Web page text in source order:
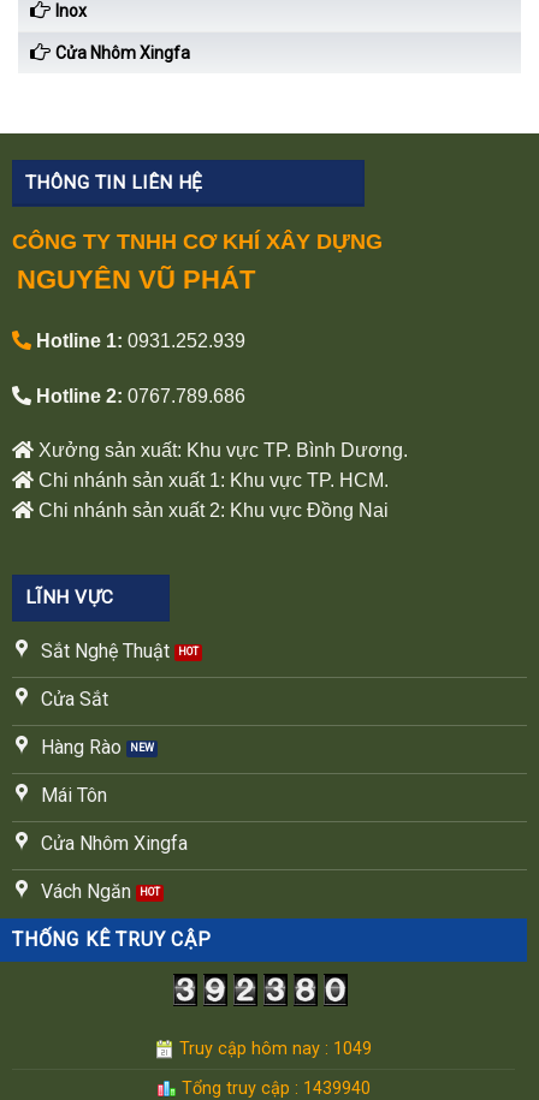
Inox
Cửa Nhôm Xingfa
THÔNG TIN LIÊN HỆ
CÔNG TY TNHH CƠ KHÍ XÂY DỰNG
NGUYÊN VŨ PHÁT
Hotline 1: 0931.252.939
Hotline 2: 0767.789.686
Xưởng sản xuất: Khu vực TP. Bình Dương.
Chi nhánh sản xuất 1: Khu vực TP. HCM.
Chi nhánh sản xuất 2: Khu vực Đồng Nai
LĨNH VỰC
Sắt Nghệ Thuật
Cửa Sắt
Hàng Rào
Mái Tôn
Cửa Nhôm Xingfa
Vách Ngăn
THỐNG KÊ TRUY CẬP
Truy cập hôm nay : 1049
Tổng truy cập : 1439940